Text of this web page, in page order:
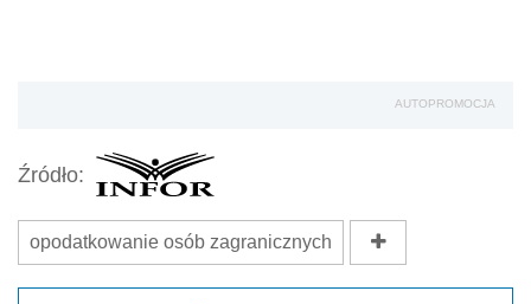
AUTOPROMOCJA
Źródło:
opodatkowanie osób zagranicznych